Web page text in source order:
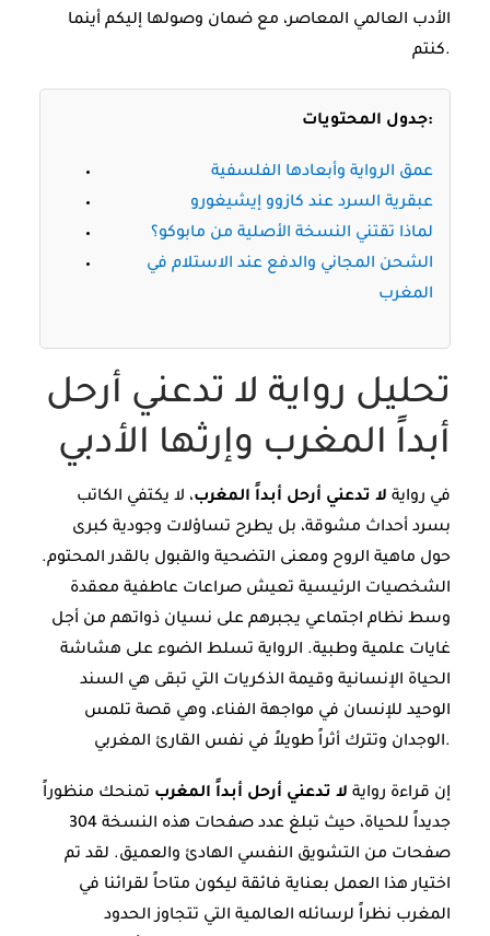
الأدب العالمي المعاصر، مع ضمان وصولها إليكم أينما
كنتم.
جدول المحتويات:
عمق الرواية وأبعادها الفلسفية
عبقرية السرد عند كازوو إيشيغورو
لماذا تقتني النسخة الأصلية من مابوكو؟
الشحن المجاني والدفع عند الاستلام في
المغرب
تحليل رواية لا تدعني أرحل
أبداً المغرب وإرثها الأدبي
في رواية لا تدعني أرحل أبداً المغرب، لا يكتفي الكاتب
بسرد أحداث مشوقة، بل يطرح تساؤلات وجودية كبرى
حول ماهية الروح ومعنى التضحية والقبول بالقدر المحتوم.
الشخصيات الرئيسية تعيش صراعات عاطفية معقدة
وسط نظام اجتماعي يجبرهم على نسيان ذواتهم من أجل
غايات علمية وطبية. الرواية تسلط الضوء على هشاشة
الحياة الإنسانية وقيمة الذكريات التي تبقى هي السند
الوحيد للإنسان في مواجهة الفناء، وهي قصة تلمس
الوجدان وتترك أثراً طويلاً في نفس القارئ المغربي.
إن قراءة رواية لا تدعني أرحل أبداً المغرب تمنحك منظوراً
جديداً للحياة، حيث تبلغ عدد صفحات هذه النسخة 304
صفحات من التشويق النفسي الهادئ والعميق. لقد تم
اختيار هذا العمل بعناية فائقة ليكون متاحاً لقرائنا في
المغرب نظراً لرسائله العالمية التي تتجاوز الحدود